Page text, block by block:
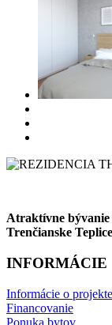
Atraktívne
Trenčianske Teplice
INFORMÁCIE
Informácie o projekte
Financovanie
Ponuka bytov